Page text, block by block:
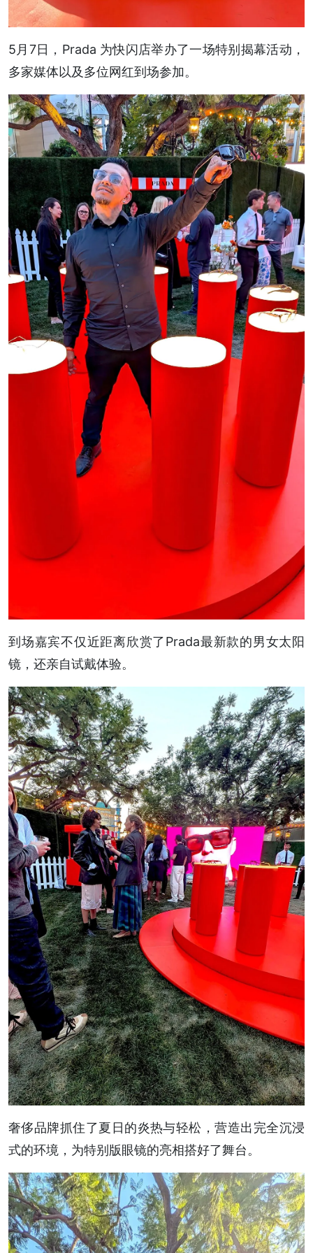
5月7日，Prada 为快闪店举办了一场特别揭幕活动，
多家媒体以及多位网红到场参加。
到场嘉宾不仅近距离欣赏了Prada最新款的男女太阳
镜，还亲自试戴体验。
奢侈品牌抓住了夏日的炎热与轻松，营造出完全沉浸
式的环境，为特别版眼镜的亮相搭好了舞台。